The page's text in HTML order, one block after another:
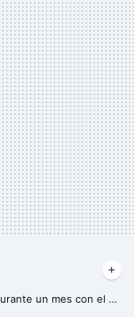
Cómo conservar los tomates frescos durante un mes con el método de la pajita